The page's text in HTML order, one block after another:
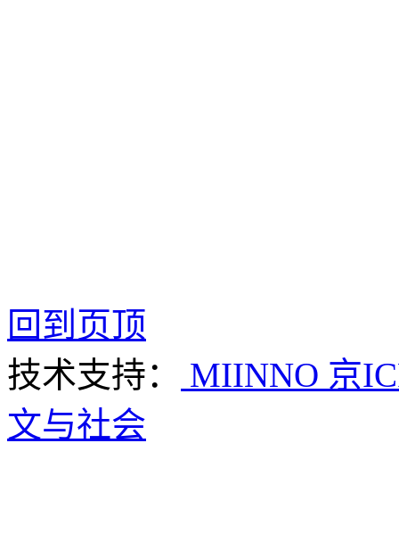
回到页顶
技术支持：
MIINNO 京
文与社会